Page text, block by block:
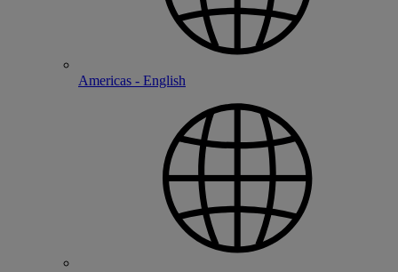
Americas - English